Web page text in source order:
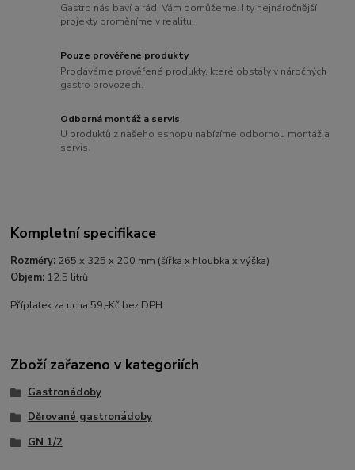
Gastro nás baví a rádi Vám pomůžeme. I ty nejnáročnější
projekty proměníme v realitu.
Pouze prověřené produkty
Prodáváme prověřené produkty, které obstály v náročných
gastro provozech.
Odborná montáž a servis
U produktů z našeho eshopu nabízíme odbornou montáž a
servis.
Kompletní specifikace
Rozměry: 265 x 325 x 200 mm (šířka x hloubka x výška)
Objem: 12,5 litrů
Příplatek za ucha 59,-Kč bez DPH
Zboží zařazeno v kategoriích
Gastronádoby
Děrované gastronádoby
GN 1/2